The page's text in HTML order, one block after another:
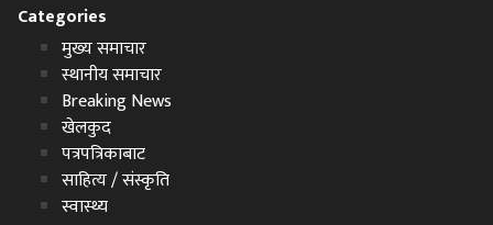
Categories
मुख्य समाचार
स्थानीय समाचार
Breaking News
खेलकुद
पत्रपत्रिकाबाट
साहित्य / संस्कृति
स्वास्थ्य